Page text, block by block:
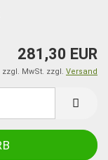
281,30 EUR
zzgl. MwSt. zzgl. Versand